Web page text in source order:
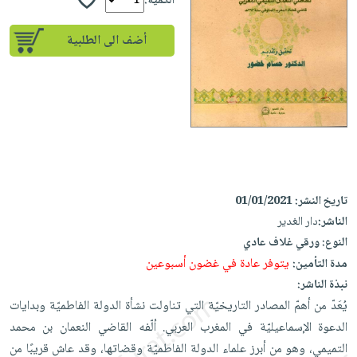
إختياراتنا
كتب
أكاديمية
صندوق
القراءة
English
iKitab
أسئلة
يتكرر
على
Android
تحميل
iKitab
على
Apple
أسئلة
يتكرر
طرحها
masmu3
على
على
Apple
المواضيع
الأكثر
إختياراتنا
وسائل
جوائز
تعليمية
الصحة
والعناية
الشخصية
جديد
العناية
الشخصية
العناية
وتصفيف
الشعر
العناية
والسفرة
جديد
الكل
أواني
الطهي
أدوات
متجر
الهدايا
أقسام
أضف الى الطلبية
تاريخ النشر:01/01/2021
الناشر:دار الغدير
النوع:ورقي غلاف عادي
مدة التأمين:يتوفر عادة في غضون أسبوعين
نبذة الناشر:
يُعَدّ من أهمّ المصادر التاريخيّة التي تناولت نشأة الدولة الفاطميّة وبدايات
الدعوة الإسماعيليّة في المغرب العربي. ألّفه القاضي النعمان بن محمد
التميمي، وهو من أبرز علماء الدولة الفاطميّة وقضاتها، وقد عاش قريبًا من